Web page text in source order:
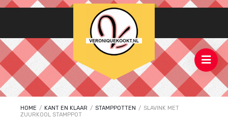
HOME / KANT EN KLAAR / STAMPPOTTEN / SLAVINK MET
ZUURKOOL STAMPPOT